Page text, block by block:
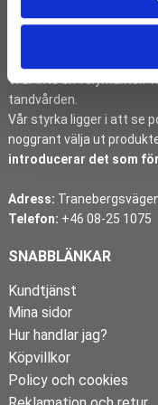
I över tre decennier har
etablerat banbrytande
Vi är inte en volymaktör.
tandvården.
Vår styrka ligger i att se
noggrant välja ut
introducerar det som
Adress:
Telefon: +46 08-25 1075
SNABBLÄNKAR
Kundtjänst
Mina sidor
Hur handlar jag?
Köpvillkor
Policy och cookies